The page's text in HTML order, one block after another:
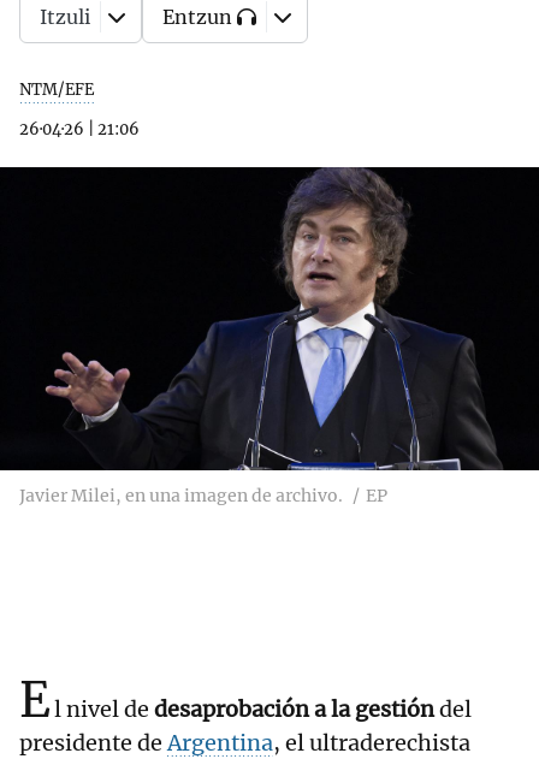
NTM/EFE
26·04·26
21:06
Itzuli Entzun
Javier Milei, en una imagen de archivo. EP
El nivel de desaprobación a la gestióndel
presidente deArgentina, el ultraderechista